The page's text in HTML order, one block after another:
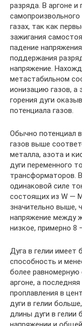
разряда. В аргоне
газах, так как
зажигания
падение
поддержания
напряжение.
метастабильном
ионизацию газов, а
горения дуги
потенциала газов.
Обычно потенциал
газов выше
металла, азота и
дуги переменного
трансформаторов.
одинаковой силе
состоящих из W —
значительно выше,
напряжение между
низкое, примерно 8
Дуга в гелии
способность и
более равномерную
аргоне, а
проплавления в
дуги в гелии
длины дуги в гелии